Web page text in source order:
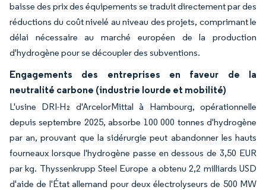
baisse des prix des équipements se traduit directement par des
réductions du coût nivelé au niveau des projets, comprimant le
délai nécessaire au marché européen de la production
d'hydrogène pour se découpler des subventions.
Engagements des entreprises en faveur de la
neutralité carbone (industrie lourde et mobilité)
L'usine DRI-H₂ d'ArcelorMittal à Hambourg, opérationnelle
depuis septembre 2025, absorbe 100 000 tonnes d'hydrogène
par an, prouvant que la sidérurgie peut abandonner les hauts
fourneaux lorsque l'hydrogène passe en dessous de 3,50 EUR
par kg. Thyssenkrupp Steel Europe a obtenu 2,2 milliards USD
d'aide de l'État allemand pour deux électrolyseurs de 500 MW